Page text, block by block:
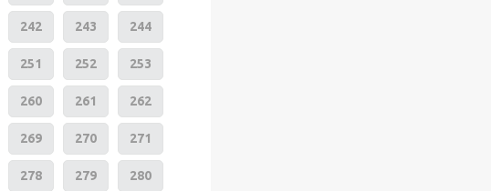
242 243 244
251 252 253
260 261 262
269 270 271
278 279 280